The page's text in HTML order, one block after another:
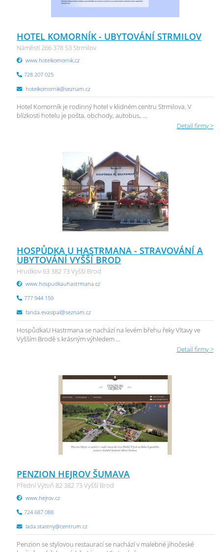
HOTEL KOMORNÍK - UBYTOVÁNÍ STRMILOV
Náměstí 266 378 53 Strmilov
www.hotelkomornik.cz
728 207 025
hotelkomornik@seznam.cz
Hotel Komorník je rodinný hotel v klidném centru Strmilova. V
blízkosti hotelu je pošta, obchody, autobus, ...
Detail firmy >
HOSPŮDKA U HASTRMANA - STRAVOVÁNÍ A
UBYTOVÁNÍ VYŠŠÍ BROD
Hrudkov 63 382 73 Vyšší Brod
www.hospudkauhastrmana.cz
777 944 159
fanda.evasipal@seznam.cz
HospůdkaU Hastrmana se nachází na levém břehu řeky Vltavy ve
Vyšším Brodě s krásným výhledem ...
Detail firmy >
PENZION HEJROV ŠUMAVA
Přední Výtoň 82 382 73 Vyšší Brod
www.hejrov.cz
724 687 088
lada.stastny@centrum.cz
Penzion se stylovou restaurací se nachází v malebné jihočeské